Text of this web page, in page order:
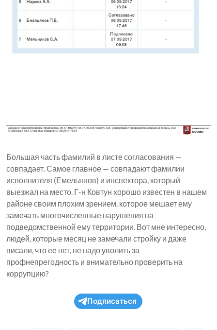
Большая часть фамилий в листе согласования —
совпадает. Самое главное — совпадают фамилии
исполнителя (Емельянов) и инспектора, который
выезжал на место. Г-н Ковтун хорошо известен в нашем
районе своим плохим зрением, которое мешает ему
замечать многочисленные нарушения на
подведомственной ему территории. Вот мне интересно,
людей, которые месяц не замечали стройку и даже
писали, что ее нет, не надо уволить за
профнепрегодность и внимательно проверить на
коррупцию?
Подписаться